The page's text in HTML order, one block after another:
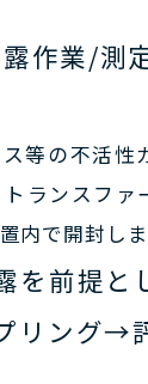
作業/測
等の不活性
ランスファ
内で開封しま
を前提と
リング→